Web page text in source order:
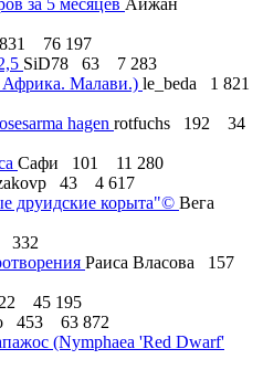
831
76 197
SiD78 63
7 283
Малави.) le_beda
1 821
hagen rotfuchs 192
34
Сафи 101
11 280
43
4 617
друидские корыта"© Вега
332
Раиса Власова
157
45 195
453
63 872
(Nymphaea 'Red Dwarf'